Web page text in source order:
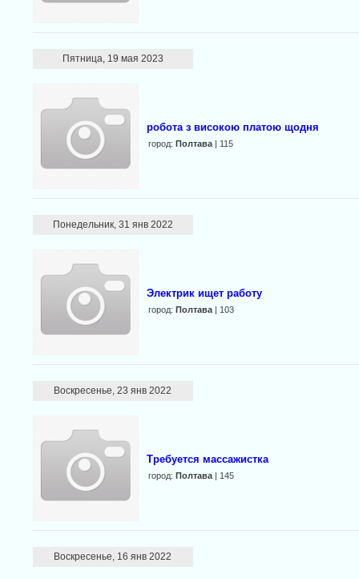
Пятница, 19 мая 2023
робота з високою платою щодня
город: Полтава| 115
Понедельник, 31 янв 2022
Электрик ищет работу
город: Полтава| 103
Воскресенье, 23 янв 2022
Требуется массажистка
город: Полтава| 145
Воскресенье, 16 янв 2022